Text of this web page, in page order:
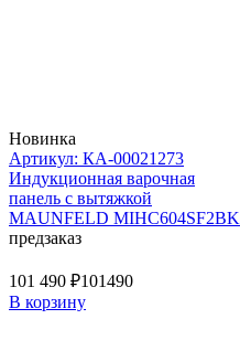
Новинка
Артикул: КА-00021273
Индукционная варочная
панель с вытяжкой
MAUNFELD MIHC604SF2BK
предзаказ
101 490 ₽101490
В корзину